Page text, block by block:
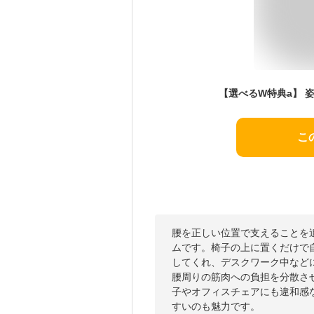
こ
腰を正しい位置で支えること
ムです。椅子の上に置くだけ
してくれ、デスクワーク中な
腰周りの筋肉への負担を分散
子やオフィスチェアにも違和
すいのも魅力です。